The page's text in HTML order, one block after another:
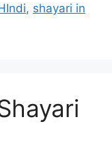
, shayari in